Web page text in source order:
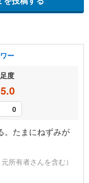
ー
度
5.0
0
。たまにねずみが
所有者さんを含む）